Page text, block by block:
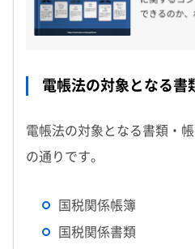
電帳法の対象となる書
電帳法の対象となる書類・
の通りです。
国税関係帳簿
国税関係書類